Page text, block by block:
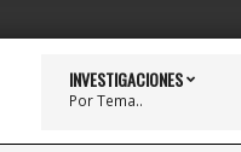
INVESTIGACIONES
Por Tema..